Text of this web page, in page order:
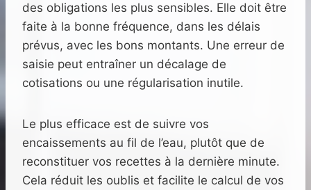
des obligations les plus sensibles. Elle doit être
faite à la bonne fréquence, dans les délais
prévus, avec les bons montants. Une erreur de
saisie peut entraîner un décalage de
cotisations ou une régularisation inutile.
Le plus efficace est de suivre vos
encaissements au fil de l’eau, plutôt que de
reconstituer vos recettes à la dernière minute.
Cela réduit les oublis et facilite le calcul de vos